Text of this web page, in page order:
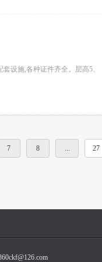
设施,各种证件齐全。层高5、
7 8 ... 27